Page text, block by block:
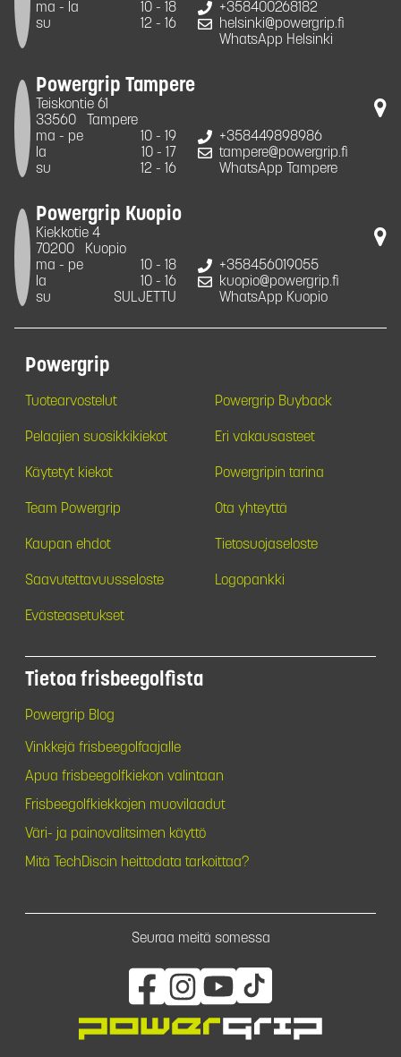
ma - la
10 - 18
su
12 - 16
+358400268182
helsinki@powergrip.fi
WhatsApp Helsinki
Powergrip Tampere
Teiskontie 61
33560
Tampere
ma - pe
10 - 19
la
10 - 17
su
12 - 16
+358449898986
tampere@powergrip.fi
WhatsApp Tampere
Powergrip Kuopio
Kiekkotie 4
70200
Kuopio
ma - pe
10 - 18
la
10 - 16
su
SULJETTU
+358456019055
kuopio@powergrip.fi
WhatsApp Kuopio
Powergrip
Tuotearvostelut Powergrip Buyback
Pelaajien suosikkikiekot Eri vakausasteet
Käytetyt kiekot Powergripin tarina
Team Powergrip Ota yhteyttä
Kaupan ehdot Tietosuojaseloste
Saavutettavuusseloste Logopankki
Evästeasetukset
Tietoa frisbeegolfista
Powergrip Blog
Vinkkejä frisbeegolfaajalle
Apua frisbeegolfkiekon valintaan
Frisbeegolfkiekkojen muovilaadut
Väri- ja painovalitsimen käyttö
Mitä TechDiscin heittodata tarkoittaa?
Seuraa meitä somessa